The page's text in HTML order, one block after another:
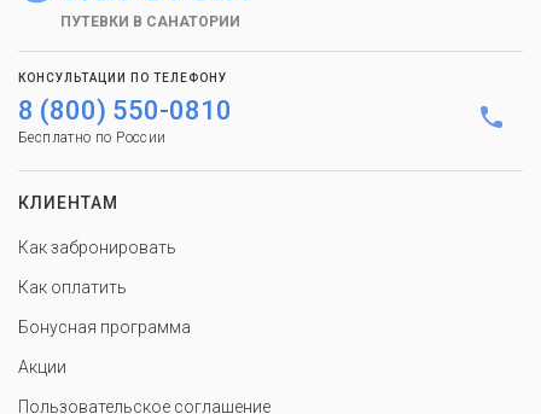
ПУТЕВКИ В САНАТОРИИ
КОНСУЛЬТАЦИИ ПО ТЕЛЕФОНУ
8 (800) 550-0810
Бесплатно по России
КЛИЕНТАМ
Как забронировать
Как оплатить
Бонусная программа
Акции
Пользовательское соглашение